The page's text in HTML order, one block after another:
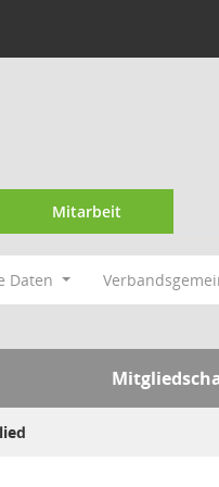
Mitarbeit
Daten